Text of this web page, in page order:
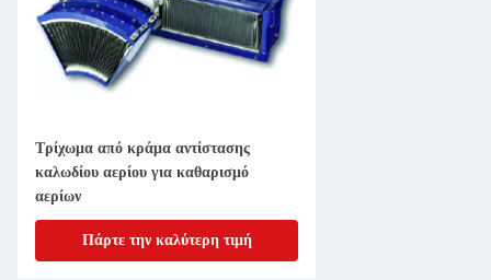
Τρίχωμα από κράμα αντίστασης
καλωδίου αερίου για καθαρισμό
αερίων
Πάρτε την καλύτερη τιμή